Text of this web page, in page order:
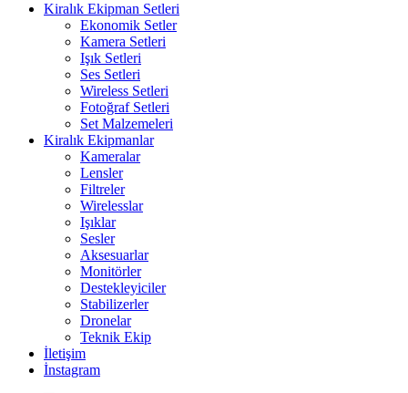
Kiralık Ekipman Setleri
Ekonomik Setler
Kamera Setleri
Işık Setleri
Ses Setleri
Wireless Setleri
Fotoğraf Setleri
Set Malzemeleri
Kiralık Ekipmanlar
Kameralar
Lensler
Filtreler
Wirelesslar
Işıklar
Sesler
Aksesuarlar
Monitörler
Destekleyiciler
Stabilizerler
Dronelar
Teknik Ekip
İletişim
İnstagram